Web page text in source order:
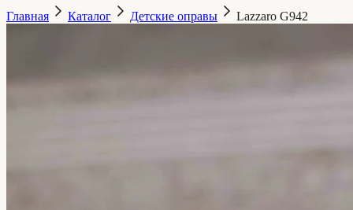
Главная Каталог Детские оправы Lazzaro G942